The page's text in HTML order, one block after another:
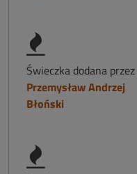
Świeczka dodana przez
Przemysław Andrzej
Błoński